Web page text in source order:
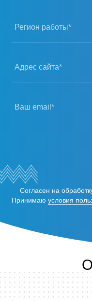
Регион работы*
Адрес сайта*
Ваш email*
Согласен на
Принимаю условия